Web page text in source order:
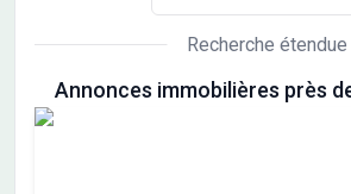
Recherche étendue
Annonces immobilières près